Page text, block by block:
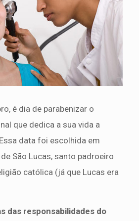
é dia de parabenizar o
que dedica a sua vida a
data foi escolhida em
São Lucas, santo padroeiro
católica (já que Lucas era
das responsabilidades do